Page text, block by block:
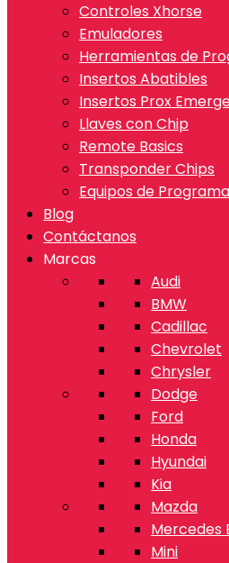
Controles Xhorse
Emuladores
Herramientas de
Insertos Abatibles
Insertos Prox
Llaves con Chip
Remote Basics
Transponder Chips
Equipos de
Blog
Contáctanos
Marcas
Audi
BMW
Cadillac
Chevrolet
Chrysler
Dodge
Ford
Honda
Hyundai
Kia
Mazda
Mercedes
Mini